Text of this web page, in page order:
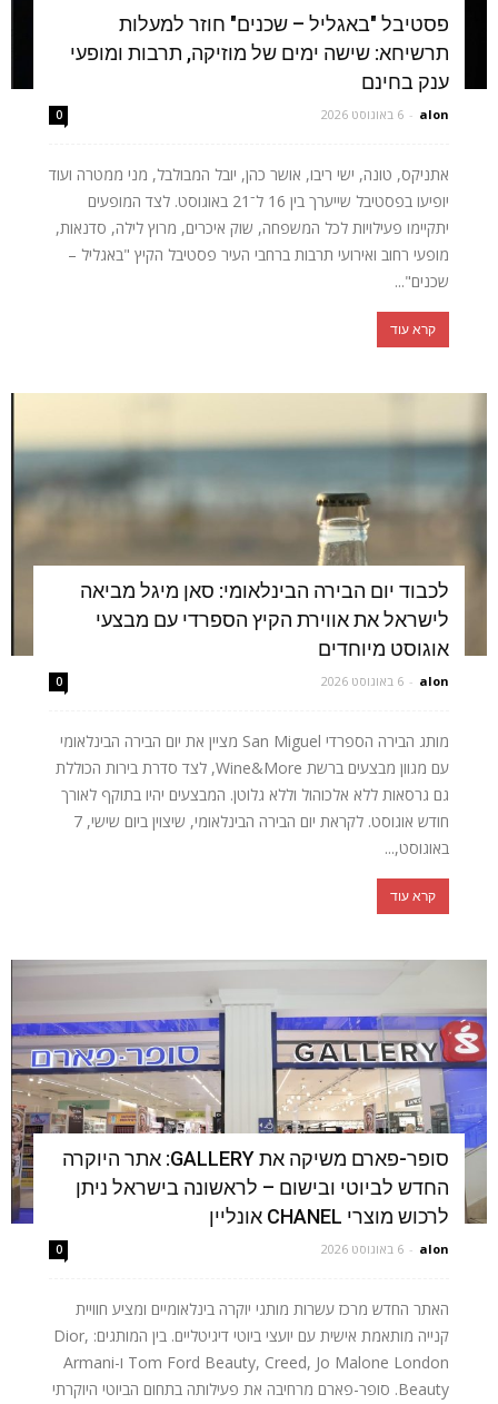
פסטיבל "באגליל – שכנים" חוזר למעלות
תרשיחא: שישה ימים של מוזיקה, תרבות ומופעי
ענק בחינם
alon
- 6 באוגוסט 2026 0
אתניקס, טונה, ישי ריבו, אושר כהן, יובל המבולבל, מני ממטרה ועוד
יופיעו בפסטיבל שייערך בין 16 ל־21 באוגוסט. לצד המופעים
יתקיימו פעילויות לכל המשפחה, שוק איכרים, מרוץ לילה, סדנאות,
מופעי רחוב ואירועי תרבות ברחבי העיר פסטיבל הקיץ "באגליל –
שכנים"...
קרא עוד
לכבוד יום הבירה הבינלאומי: סאן מיגל מביאה
לישראל את אווירת הקיץ הספרדי עם מבצעי
אוגוסט מיוחדים
alon
- 6 באוגוסט 2026 0
מותג הבירה הספרדי San Miguel מציין את יום הבירה הבינלאומי
עם מגוון מבצעים ברשת Wine&More, לצד סדרת בירות הכוללת
גם גרסאות ללא אלכוהול וללא גלוטן. המבצעים יהיו בתוקף לאורך
חודש אוגוסט. לקראת יום הבירה הבינלאומי, שיצוין ביום שישי, 7
באוגוסט,...
קרא עוד
סופר-פארם משיקה את GALLERY: אתר היוקרה
החדש לביוטי ובישום – לראשונה בישראל ניתן
לרכוש מוצרי CHANEL אונליין
alon
- 6 באוגוסט 2026 0
האתר החדש מרכז עשרות מותגי יוקרה בינלאומיים ומציע חוויית
קנייה מותאמת אישית עם יועצי ביוטי דיגיטליים. בין המותגים: Dior,
Tom Ford Beauty, Creed, Jo Malone London ו-Armani
Beauty. סופר-פארם מרחיבה את פעילותה בתחום הביוטי היוקרתי